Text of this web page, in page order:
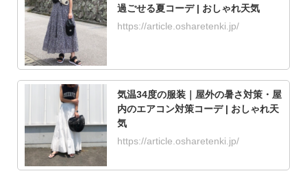
過ごせる夏コーデ | おしゃれ天気
https://article.osharetenki.jp/
気温34度の服装｜屋外の暑さ対策・屋
内のエアコン対策コーデ | おしゃれ天
気
https://article.osharetenki.jp/